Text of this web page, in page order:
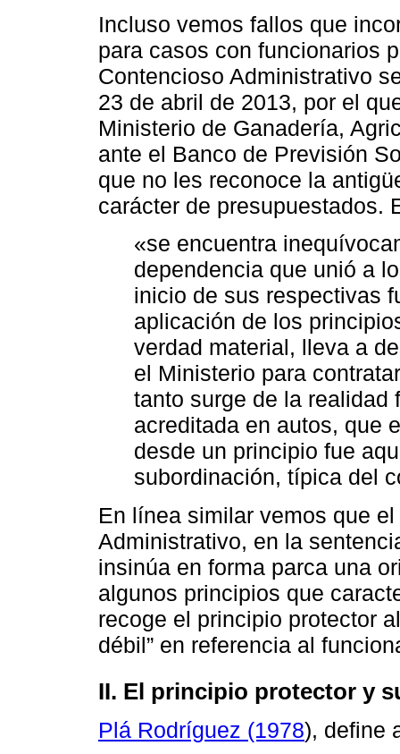
Incluso vemos fallos que
para casos con funcionarios
Contencioso Administrativo
23 de abril de 2013, por el
Ministerio de Ganadería,
ante el Banco de Previsión
que no les reconoce la
carácter de presupuestados.
«se encuentra
dependencia que unió a
inicio de sus respectivas
aplicación de los
verdad material, lleva a
el Ministerio para
tanto surge de la realidad
acreditada en autos, que
desde un principio fue
subordinación, típica del
En línea similar vemos que
Administrativo, en la
insinúa en forma parca una
algunos principios que
recoge el principio protector
débil” en referencia al
II. El principio protector y
Plá Rodríguez (1978), define